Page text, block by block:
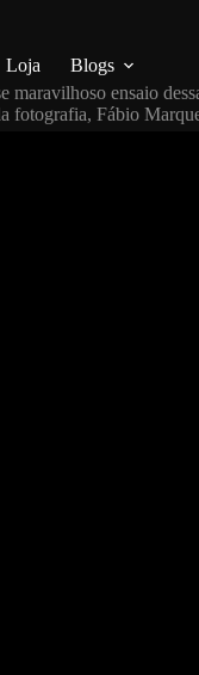
Loja Blogs
maravilhoso ensaio
Fábio